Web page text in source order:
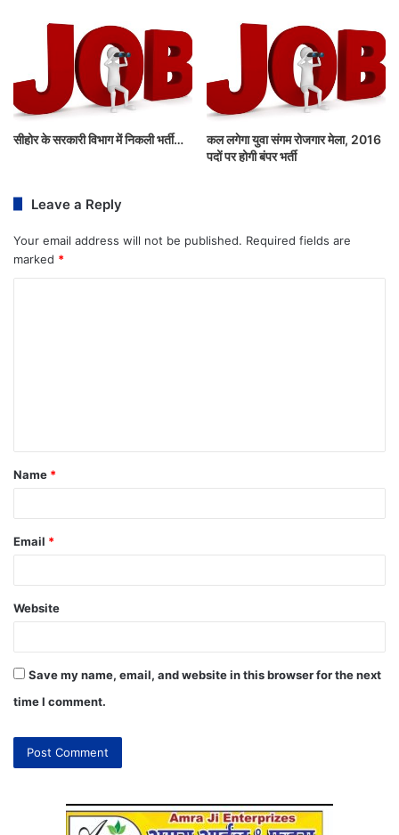
सीहोर के सरकारी विभाग में निकली भर्ती…
कल लगेगा युवा संगम रोजगार मेला, 2016
पदों पर होगी बंपर भर्ती
Leave a Reply
Your email address will not be published. Required fields are
marked *
Name *
Email *
Website
Save my name, email, and website in this browser for the next
time I comment.